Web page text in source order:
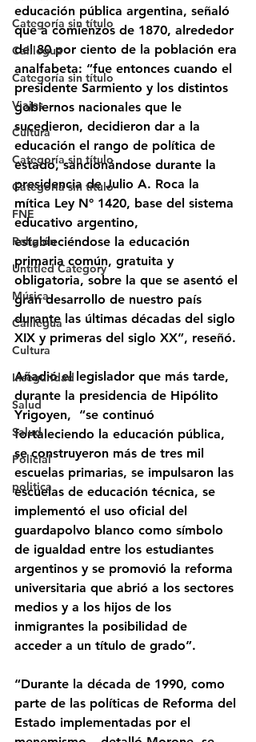
Categoría sin título
Calilegua
Categoría sin título
Viajes
Cultura
Categoría sin título
Categoría sin título
FNE
Religión
Untitled Category
Música
Calilegua
Cultura
Inseguridad
Salud
Salud
Policial
politica
educación pública argentina, señaló
que a comienzos de 1870, alrededor
del 80 por ciento de la población era
analfabeta: “fue entonces cuando el
presidente Sarmiento y los distintos
gobiernos nacionales que le
sucedieron, decidieron dar a la
educación el rango de política de
estado, sancionándose durante la
presidencia de Julio A. Roca la
mítica Ley N° 1420, base del sistema
educativo argentino,
estableciéndose la educación
primaria común, gratuita y
obligatoria, sobre la que se asentó el
gran desarrollo de nuestro país
durante las últimas décadas del siglo
XIX y primeras del siglo XX”, reseñó.
Añadió el legislador que más tarde,
durante la presidencia de Hipólito
Yrigoyen,  “se continuó
fortaleciendo la educación pública,
se construyeron más de tres mil
escuelas primarias, se impulsaron las
escuelas de educación técnica, se
implementó el uso oficial del
guardapolvo blanco como símbolo
de igualdad entre los estudiantes
argentinos y se promovió la reforma
universitaria que abrió a los sectores
medios y a los hijos de los
inmigrantes la posibilidad de
acceder a un título de grado”.
“Durante la década de 1990, como
parte de las políticas de Reforma del
Estado implementadas por el